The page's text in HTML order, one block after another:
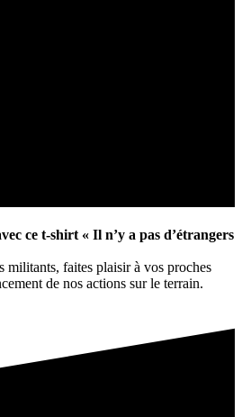
ce t-shirt « Il n’y a pas d’étrangers
militants, faites plaisir à vos proches
de nos actions sur le terrain.